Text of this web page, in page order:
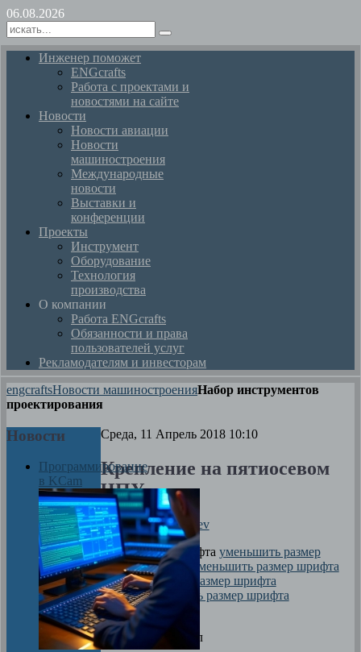
06.08.2026
Инженер поможет
ENGcrafts
Работа с проектами и
новостями на сайте
Новости
Новости авиации
Новости
машиностроения
Международные
новости
Выставки и
конференции
Проекты
Инструмент
Оборудование
Технология
производства
О компании
Работа ENGcrafts
Обязанности и права
пользователей услуг
Рекламодателям и инвесторам
engcraftsНовости машиностроенияНабор инструментов
проектирования
Среда, 11 Апрель 2018 10:10
Крепление на пятиосевом
ЧПУ
АвторDima Zverev
размер шрифта уменьшить размер
шрифта
увеличить размер шрифта
Печать
Оцените материал
Новости
Программирование
в KCam